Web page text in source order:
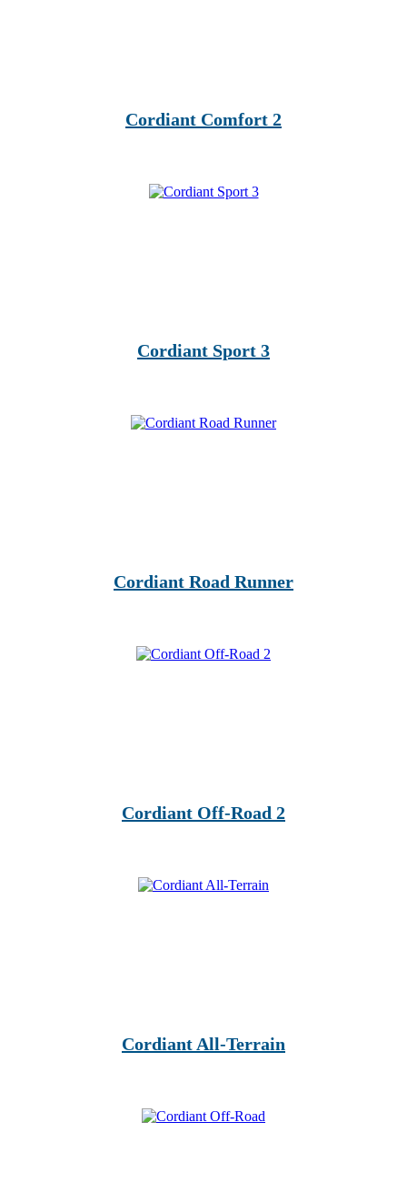
Cordiant Comfort 2
Cordiant Sport 3
Cordiant Road Runner
Cordiant Off-Road 2
Cordiant All-Terrain